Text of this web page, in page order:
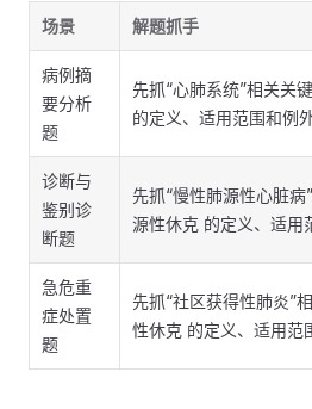
场景 解题抓手
病例摘
要分析
题
先抓“心肺系统”相关关
的定义、适用范围和例
诊断与
鉴别诊
断题
先抓“慢性肺源性心脏
源性休克 的定义、适用
急危重
症处置
题
先抓“社区获得性肺炎”
性休克 的定义、适用范